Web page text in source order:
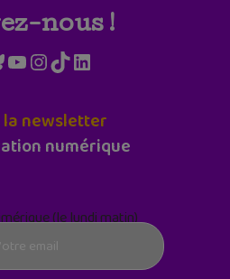
nous !
YouTube
Instagram
TikTokLinkedIn
la newsletter
numérique
(le lundi matin)